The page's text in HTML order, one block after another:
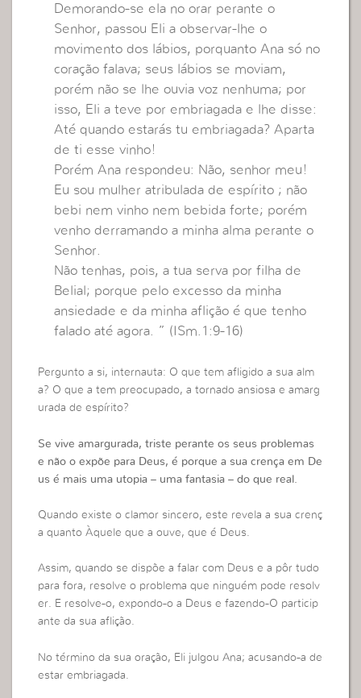
Demorando-se ela no orar perante o
Senhor, passou Eli a observar-lhe o
movimento dos lábios, porquanto Ana só no
coração falava; seus lábios se moviam,
porém não se lhe ouvia voz nenhuma; por
isso, Eli a teve por embriagada e lhe disse:
Até quando estarás tu embriagada? Aparta
de ti esse vinho!
Porém Ana respondeu: Não, senhor meu!
Eu sou mulher atribulada de espírito ; não
bebi nem vinho nem bebida forte; porém
venho derramando a minha alma perante o
Senhor.
Não tenhas, pois, a tua serva por filha de
Belial; porque pelo excesso da minha
ansiedade e da minha aflição é que tenho
falado até agora. ” (ISm.1:9-16)
Pergunto a si, internauta: O que tem afligido a sua alm
a? O que a tem preocupado, a tornado ansiosa e amarg
urada de espírito?
Se vive amargurada, triste perante os seus problemas
e não o expõe para Deus, é porque a sua crença em De
us é mais uma utopia – uma fantasia – do que real.
Quando existe o clamor sincero, este revela a sua crenç
a quanto Àquele que a ouve, que é Deus.
Assim, quando se dispõe a falar com Deus e a pôr tudo
para fora, resolve o problema que ninguém pode resolv
er. E resolve-o, expondo-o a Deus e fazendo-O particip
ante da sua aflição.
No término da sua oração, Eli julgou Ana; acusando-a de
estar embriagada.